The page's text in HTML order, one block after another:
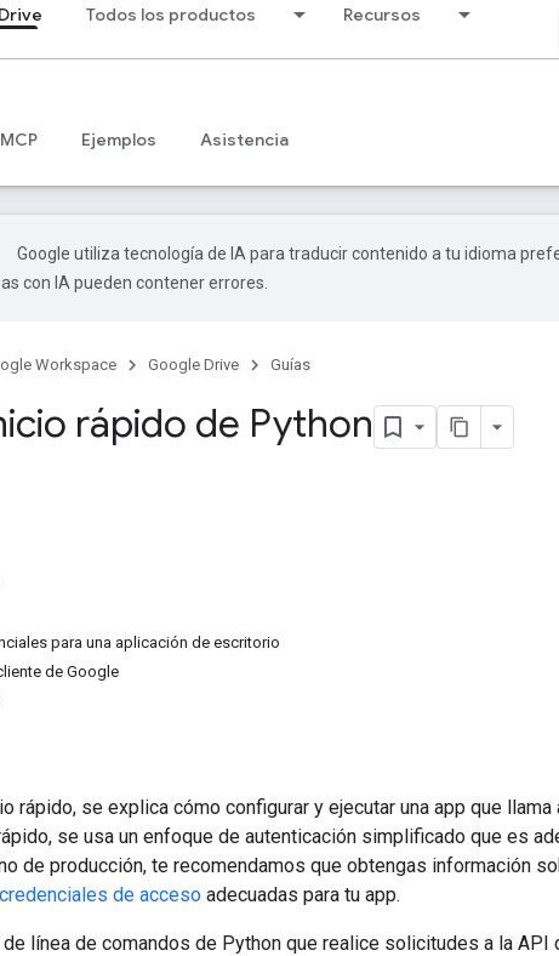
Todos los productos Recursos
Ejemplos Asistencia
Google utiliza tecnología de IA para traducir contenido a tu idioma
con IA pueden contener errores.
Workspace Google Drive Guías
rápido de Python
para una aplicación de escritorio
de Google
rápido, se explica cómo configurar y ejecutar una app que
se usa un enfoque de autenticación simplificado que es
de producción, te recomendamos que obtengas información
de acceso adecuadas para tu app.
de línea de comandos de Python que realice solicitudes a la API